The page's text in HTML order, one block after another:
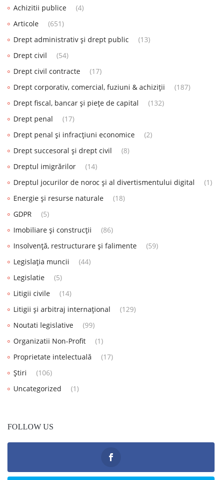
Achizitii publice
(4)
Articole
(651)
Drept administrativ și drept public
(13)
Drept civil
(54)
Drept civil contracte
(17)
Drept corporativ, comercial, fuziuni & achiziții
(187)
Drept fiscal, bancar și piețe de capital
(132)
Drept penal
(17)
Drept penal și infracțiuni economice
(2)
Drept succesoral și drept civil
(8)
Dreptul imigrărilor
(14)
Dreptul jocurilor de noroc și al divertismentului digital
(1)
Energie și resurse naturale
(18)
GDPR
(5)
Imobiliare și construcții
(86)
Insolvență, restructurare și falimente
(59)
Legislația muncii
(44)
Legislatie
(5)
Litigii civile
(14)
Litigii și arbitraj internațional
(129)
Noutati legislative
(99)
Organizatii Non-Profit
(1)
Proprietate intelectuală
(17)
Știri
(106)
Uncategorized
(1)
FOLLOW US